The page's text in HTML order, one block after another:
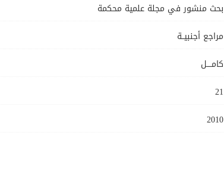
بحث منشور في مجلة علمية محكمة
مراجع أجنبيــة
كامــــل
21
2010